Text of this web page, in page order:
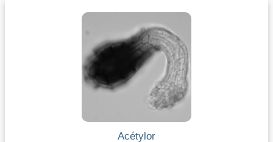
Acétylor